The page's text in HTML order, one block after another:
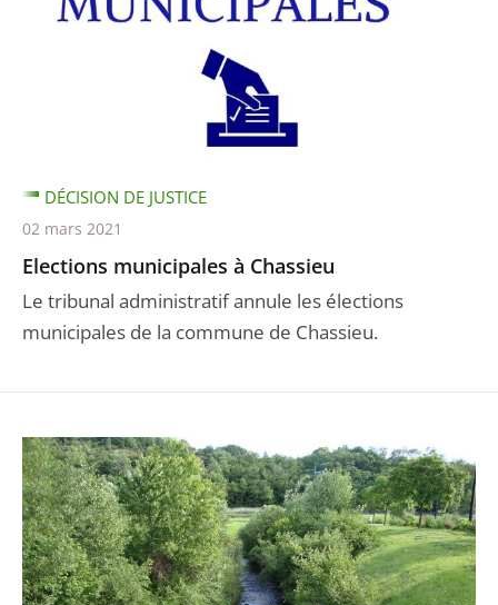
Elections municipales à Chassieu
Le tribunal administratif annule les élections
municipales de la commune de Chassieu.
DÉCISION DE JUSTICE
02 mars 2021